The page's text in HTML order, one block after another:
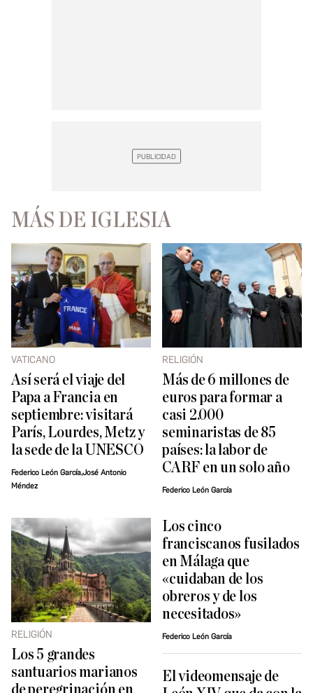
MÁS DE IGLESIA
VATICANO
Así será el viaje del
Papa a Francia en
septiembre: visitará
París, Lourdes, Metz y
la sede de la UNESCO
Federico León García,José Antonio
Méndez
RELIGIÓN
Más de 6 millones de
euros para formar a
casi 2.000
seminaristas de 85
países: la labor de
CARF en un solo año
Federico León García
RELIGIÓN
Los 5 grandes
santuarios marianos
Los cinco
franciscanos fusilados
en Málaga que
«cuidaban de los
obreros y de los
necesitados»
Federico León García
El videomensaje de